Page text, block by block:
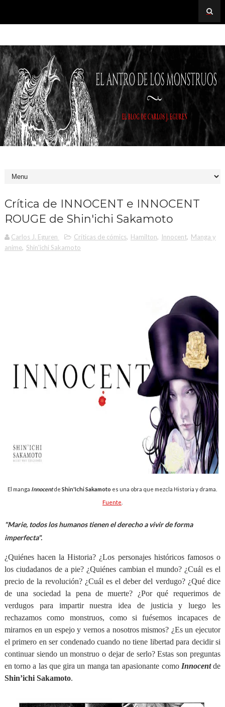
Crítica de INNOCENT e INNOCENT
ROUGE de Shin'ichi Sakamoto
Carlos J. Eguren Críticas de cómics, Hamilton, Innocent, Manga y
anime, Shin'ichi Sakamoto
El manga InnocentdeShin'Ichi Sakamoto es una obra que mezcla Historia y drama.
Fuente
"Marie, todos los humanos tienen el derecho a vivir de forma
imperfecta".
¿Quiénes hacen la Historia? ¿Los personajes históricos famosos o
los ciudadanos de a pie? ¿Quiénes cambian el mundo? ¿Cuál es el
precio de la revolución? ¿Cuál es el deber del verdugo? ¿Qué dice
de una sociedad la pena de muerte? ¿Por qué requerimos de
verdugos para impartir nuestra idea de justicia y luego les
rechazamos como monstruos, como si fuésemos incapaces de
mirarnos en un espejo y vernos a nosotros mismos? ¿Es un ejecutor
el primero en ser condenado cuando no tiene libertad para decidir si
continuar siendo un monstruo o dejar de serlo? Estas son preguntas
en torno a las que gira un manga tan apasionante como Innocentde
Shin’ichi Sakamoto.